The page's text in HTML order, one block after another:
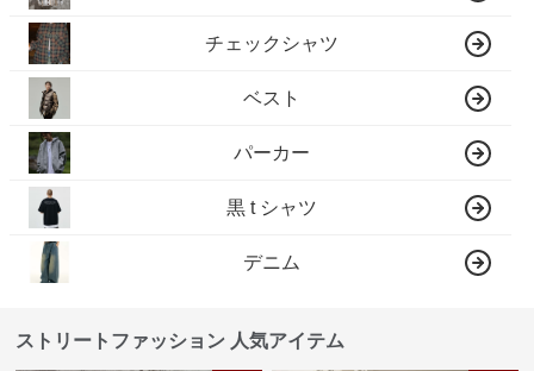
チェックシャツ
ベスト
パーカー
黒 t シャツ
デニム
ストリートファッション 人気アイテム